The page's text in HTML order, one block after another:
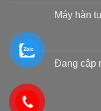
Máy hàn
Đang cập